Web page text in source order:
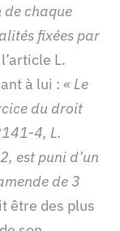
chaque
fixées par
L.
à lui : « Le
du droit
4, L.
est puni d’un
de 3
être des plus